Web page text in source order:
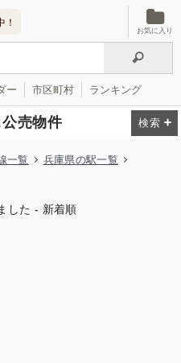
！
お気に入り
ー 市区町村 ランキング
売物件
一覧
兵庫県の駅一覧
した - 新着順